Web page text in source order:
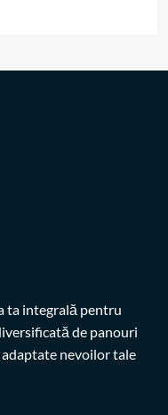
ta integrală pentru
de panouri
nevoilor tale